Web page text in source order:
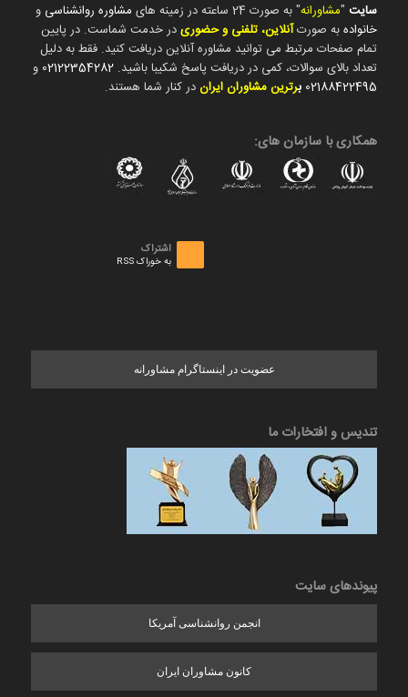
سایت"مشاورانه" به صورت 24 ساعته در زمینه های مشاوره روانشناسی و
خانوادهبه صورتآنلاین، تلفنی و حضوریدر خدمت شماست. در پایین
تمام صفحات مرتبط می توانید مشاوره آنلاین دریافت کنید. فقط به دلیل
تعداد بالای سوالات، کمی در دریافت پاسخ شکیبا باشید. 02122354282 و
02188422495 برترین مشاوران ایراندر کنار شما هستند.
همکاری با سازمان های:
اشتراک
به خوراک RSS
عضویت در اینستاگرام مشاورانه
تندیس و افتخارات ما
پیوندهای سایت
انجمن روانشناسی آمریکا
کانون مشاوران ایران